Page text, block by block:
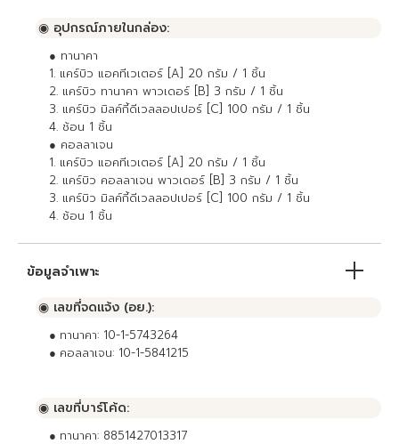
◉ อุปกรณ์ภายในกล่อง:
● ทานาคา
1. แคร์บิว แอคทีเวเตอร์ [A] 20 กรัม / 1 ชิ้น
2. แคร์บิว ทานาคา พาวเดอร์ [B] 3 กรัม / 1 ชิ้น
3. แคร์บิว มิลค์กี้ดีเวลลอปเปอร์ [C] 100 กรัม / 1 ชิ้น
4. ช้อน 1 ชิ้น
● คอลลาเจน
1. แคร์บิว แอคทีเวเตอร์ [A] 20 กรัม / 1 ชิ้น
2. แคร์บิว คอลลาเจน พาวเดอร์ [B] 3 กรัม / 1 ชิ้น
3. แคร์บิว มิลค์กี้ดีเวลลอปเปอร์ [C] 100 กรัม / 1 ชิ้น
4. ช้อน 1 ชิ้น
ข้อมูลจำเพาะ
◉ เลขที่จดแจ้ง (อย.):
● ทานาคา: 10-1-5743264
● คอลลาเจน: 10-1-5841215
◉ เลขที่บาร์โค้ด:
● ทานาคา: 8851427013317